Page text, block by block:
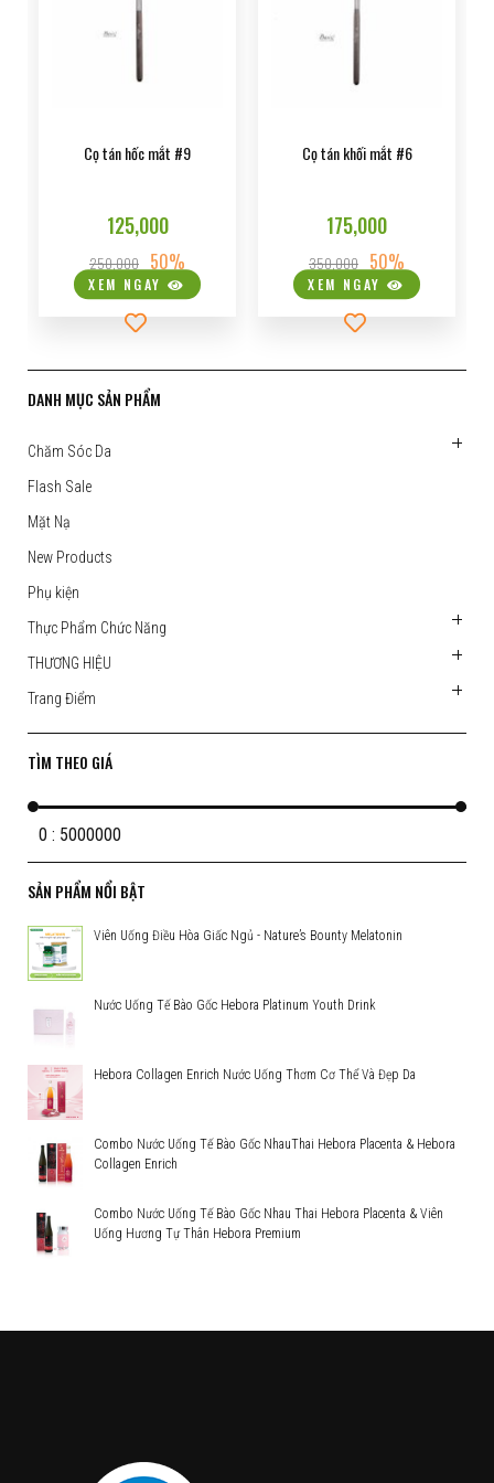
Cọ tán hốc mắt #9
125,000
250,000 50%
XEM NGAY
Cọ tán khối mắt #6
175,000
350,000 50%
XEM NGAY
DANH MỤC SẢN PHẨM
Chăm Sóc Da
Flash Sale
Mặt Nạ
New Products
Phụ kiện
Thực Phẩm Chức Năng
THƯƠNG HIỆU
Trang Điểm
TÌM THEO GIÁ
0 : 5000000
SẢN PHẨM NỔI BẬT
Viên Uống Điều Hòa Giấc Ngủ - Nature’s Bounty Melatonin
Nước Uống Tế Bào Gốc Hebora Platinum Youth Drink
Hebora Collagen Enrich Nước Uống Thơm Cơ Thể Và Đẹp Da
Combo Nước Uống Tế Bào Gốc NhauThai Hebora Placenta & Hebora
Collagen Enrich
Combo Nước Uống Tế Bào Gốc Nhau Thai Hebora Placenta & Viên
Uống Hương Tự Thân Hebora Premium